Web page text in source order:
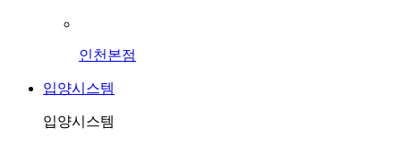
인천본점
입양시스템
입양시스템